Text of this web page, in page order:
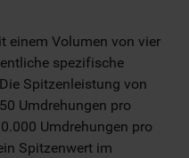
einem Volumen von vier
spezifische
Spitzenleistung von
Umdrehungen pro
Umdrehungen pro
Spitzenwert im